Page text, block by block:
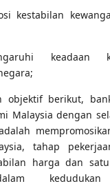
kestabilan
keadaan
objektif berikut,
Malaysia dengan
tahap
harga dan
kedudukan